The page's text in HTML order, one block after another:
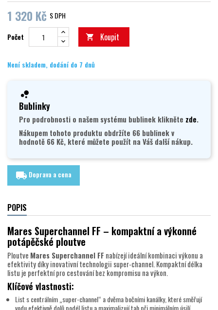
1 320 Kč S DPH
Počet  Koupit
Není skladem, dodání do 7 dnů
Bublinky
Pro podrobnosti o našem systému bublinek klikněte zde.
Nákupem tohoto produktu obdržíte 66 bublinek v
hodnotě 66 Kč, které můžete použít na Váš další nákup.
local_shipping Doprava a cena
POPIS
Mares Superchannel FF – kompaktní a výkonné
potápěčské ploutve
Ploutve Mares Superchannel FF nabízejí ideální kombinaci výkonu a
efektivity díky inovativní technologii super-channel. Kompaktní délka
listu je perfektní pro cestování bez kompromisu na výkon.
Klíčové vlastnosti:
List s centrálním „super-channel“ a dvěma bočními kanálky, které směřují
vodu efektivně dolů podél listu a maximalizují tah při minimálním úsilí